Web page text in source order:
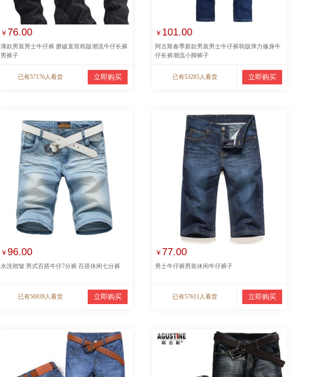
￥ 76.00
薄款男装男士牛仔裤 磨破直筒韩版潮流牛仔长裤
男裤子
已有57176人看货 立即购买
￥ 101.00
阿古斯春季新款男装男士牛仔裤韩版弹力修身牛
仔长裤潮流小脚裤子
已有53285人看货 立即购买
￥ 96.00
水洗褶皱 男式百搭牛仔7分裤 百搭休闲七分裤
已有56939人看货 立即购买
￥ 77.00
男士牛仔裤男装休闲牛仔裤子
已有57611人看货 立即购买